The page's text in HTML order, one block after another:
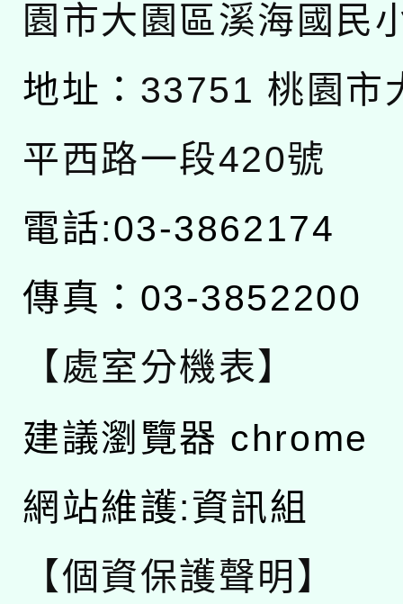
園市大園區溪海國民
地址： 33751 桃園市
平西路一段420號
電話:03-3862174
傳真：03-3852200
【處室分機表】
建議瀏覽器 chrome
網站維護:資訊組
【個資保護聲明】